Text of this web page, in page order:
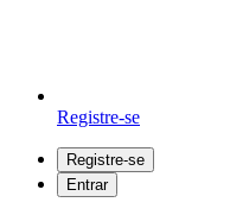
Registre-se
Registre-se
Entrar